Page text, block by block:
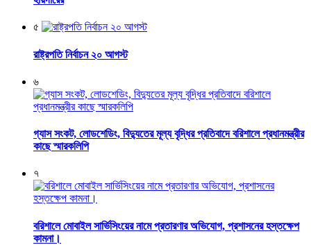
৫
রাষ্ট্রপতি নির্বাচন ২০ আগস্ট
৬
গ্যাস সংকট, লোডশেডিং, বিদ্যুতের মূল্য বৃদ্ধির প্রতিবাদে বরিশালে প্রধানমন্ত্রীর
কাছে স্মারকলিপি
৭
বরিশালে মোবাইল সার্ভিসিংয়ের নামে প্রতারণার অভিযোগ, প্রশাসনের হস্তক্ষেপ
কামনা।